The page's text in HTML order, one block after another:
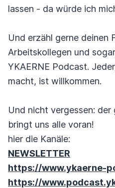
lassen - da würde ich
Und erzähl gerne deinen
Arbeitskollegen und
YKAERNE Podcast.
macht, ist willkommen.
Und nicht vergessen:
bringt uns alle voran!
hier die Kanäle:
NEWSLETTER
https://www.ykaerne-
https://